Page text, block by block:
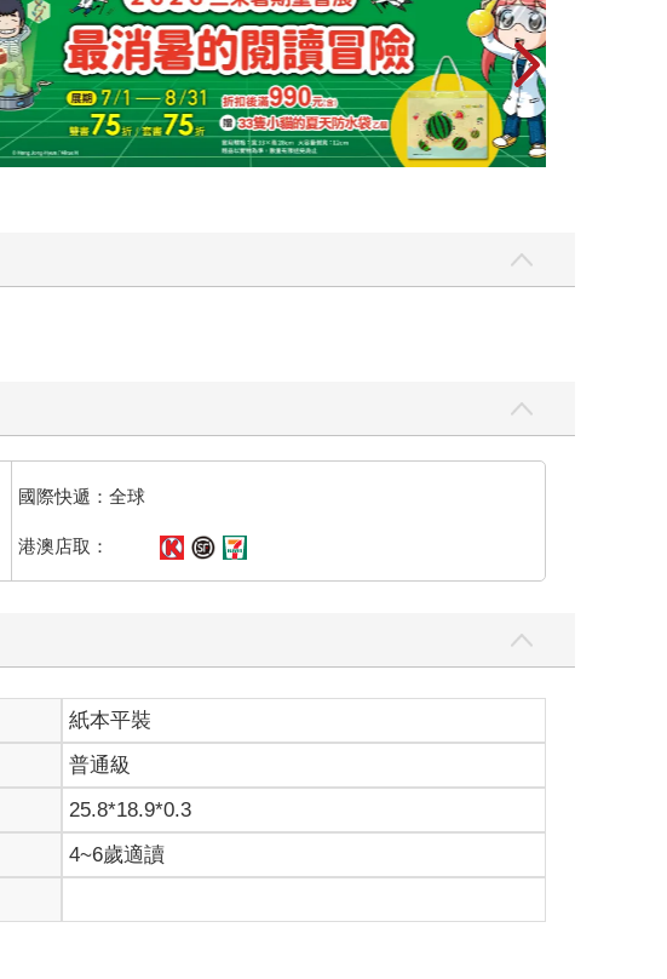
國際快遞：全球
港澳店取：
紙本平裝
普通級
25.8*18.9*0.3
4~6歲適讀